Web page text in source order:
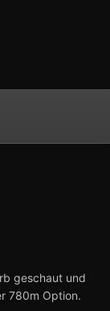
geschaut und
780m Option.